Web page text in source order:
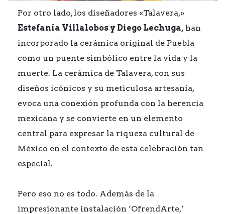
Por otro lado, los diseñadores «Talavera,»
Estefanía Villalobos y Diego Lechuga, han
incorporado la cerámica original de Puebla
como un puente simbólico entre la vida y la
muerte. La cerámica de Talavera, con sus
diseños icónicos y su meticulosa artesanía,
evoca una conexión profunda con la herencia
mexicana y se convierte en un elemento
central para expresar la riqueza cultural de
México en el contexto de esta celebración tan
especial.
Pero eso no es todo. Además de la
impresionante instalación ‘OfrendArte,’